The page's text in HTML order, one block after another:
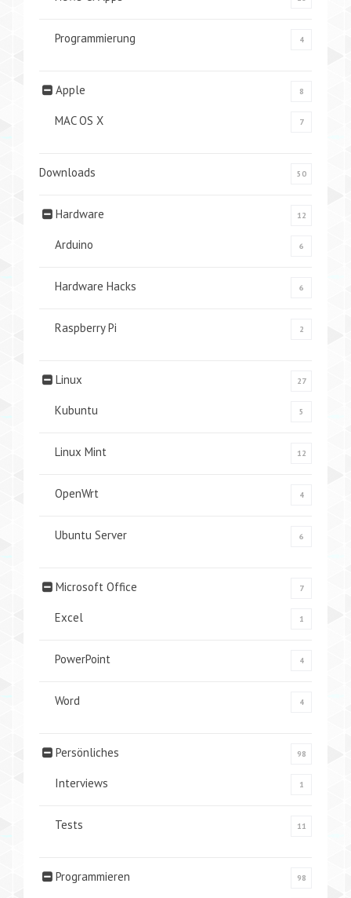
Programmierung 4
Apple 8
MAC OS X 7
Downloads 50
Hardware 12
Arduino 6
Hardware Hacks 6
Raspberry Pi 2
Linux 27
Kubuntu 5
Linux Mint 12
OpenWrt 4
Ubuntu Server 6
Microsoft Office 7
Excel 1
PowerPoint 4
Word 4
Persönliches 98
Interviews 1
Tests 11
Programmieren 98